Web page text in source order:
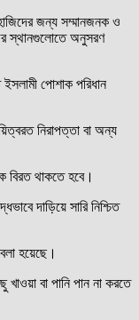
জন্য সম্মানজনক ও
স্থানগুলোতে অনুসরণ
পোশাক পরিধান
নিরাপত্তা বা অন্য
বিরত থাকতে হবে।
দাড়িয়ে সারি নিশ্চিত
হয়েছে।
খাওয়া বা পানি পান না করতে